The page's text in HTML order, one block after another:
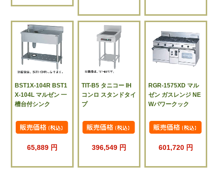
BST1X-104R BST1
X-104L マルゼン 一
槽台付シンク
65,889 円
TIT-B5 タニコー IH
コンロ スタンドタイ
プ
396,549 円
RGR-1575XD マル
ゼン ガスレンジ NE
Wパワークック
601,720 円